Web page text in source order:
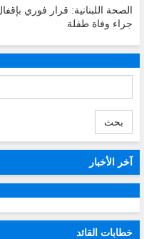
الصحة اللبنانية: قرار فوري
جراء وفاة طفلة
بحث
آخر الأخبار
خطابات القائد